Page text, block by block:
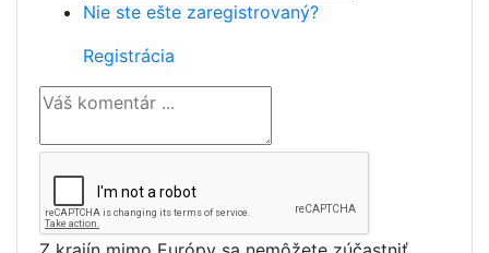
Nie ste ešte zaregistrovaný?
Registrácia